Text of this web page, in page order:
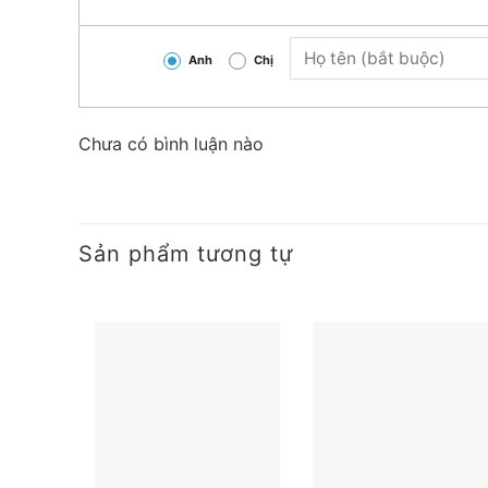
Hàng luôn có sẵn tại trong kho liên hệ ngay số
dây cáp điện với giá tốt nhất
Anh Chị
Chưa có bình luận nào
Sản phẩm tương tự